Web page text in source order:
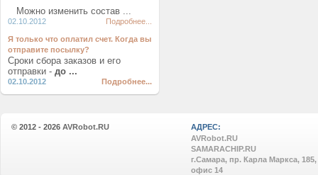
Можно изменить состав ...
02.10.2012 Подробнее...
Я только что оплатил счет. Когда вы
отправите посылку?
Сроки сбора заказов и его
отправки - до ...
02.10.2012 Подробнее...
© 2012 - 2026 AVRobot.RU
АДРЕС:
AVRobot.RU
SAMARACHIP.RU
г.Самара, пр. Карла Маркса, 185,
офис 14